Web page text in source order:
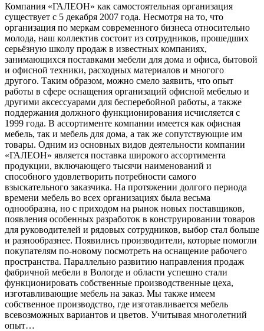
Компания «ГАЛЕОН» как самостоятельная организация
существует с 5 декабря 2007 года. Несмотря на то, что
организация по меркам современного бизнеса относительно
молода, наш коллектив состоит из сотрудников, прошедших
серьёзную школу продаж в известных компаниях,
занимающихся поставками мебели для дома и офиса, бытовой
и офисной техники, расходных материалов и многого
другого. Таким образом, можно смело заявить, что опыт
работы в сфере оснащения организаций офисной мебелью и
другими аксессуарами для бесперебойной работы, а также
поддержания должного функционирования исчисляется с
1999 года. В ассортименте компании имеется как офисная
мебель, так и мебель для дома, а так же сопутствующие им
товары. Одним из основных видов деятельности компании
«ГАЛЕОН» является поставка широкого ассортимента
продукции, включающего тысячи наименований и
способного удовлетворить потребности самого
взыскательного заказчика. На протяжении долгого периода
времени мебель во всех организациях была весьма
однообразна, но с приходом на рынок новых поставщиков,
появления особенных разработок в конструировании товаров
для руководителей и рядовых сотрудников, выбор стал больше
и разнообразнее. Появились производители, которые помогли
покупателям по-новому посмотреть на оснащение рабочего
пространства. Параллельно развитию направления продаж
фабричной мебели в Вологде и области успешно стали
функционировать собственные производственные цеха,
изготавливающие мебель на заказ. Мы также имеем
собственное производство, где изготавливается мебель
всевозможных вариантов и цветов. Учитывая многолетний
опыт…